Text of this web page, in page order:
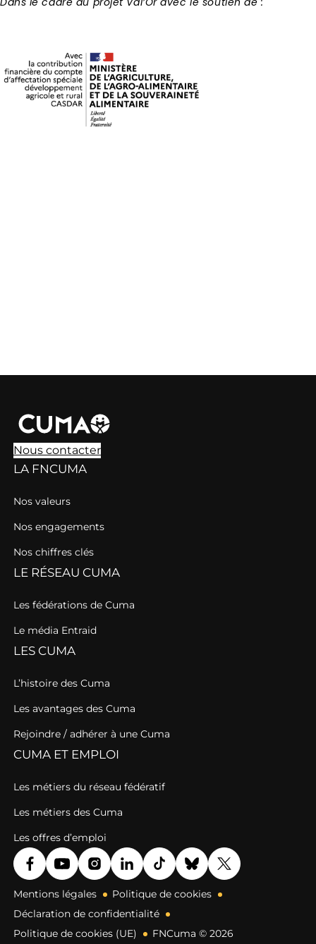
Nous contacter
LA FNCUMA
Nos valeurs
Nos engagements
Nos chiffres clés
LE RÉSEAU CUMA
Les fédérations de Cuma
Le média Entraid
LES CUMA
L’histoire des Cuma
Les avantages des Cuma
Rejoindre / adhérer à une Cuma
CUMA ET EMPLOI
Les métiers du réseau fédératif
Les métiers des Cuma
Les offres d’emploi
Mentions légales
Politique de cookies
Déclaration de confidentialité
Politique de cookies (UE)
FNCuma © 2026